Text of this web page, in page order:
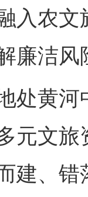
入农
廉洁
黄河
元文
建、错